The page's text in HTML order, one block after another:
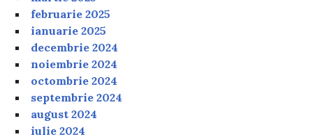
februarie 2025
ianuarie 2025
decembrie 2024
noiembrie 2024
octombrie 2024
septembrie 2024
august 2024
iulie 2024